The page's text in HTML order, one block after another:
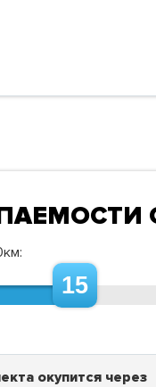
15
окупится через